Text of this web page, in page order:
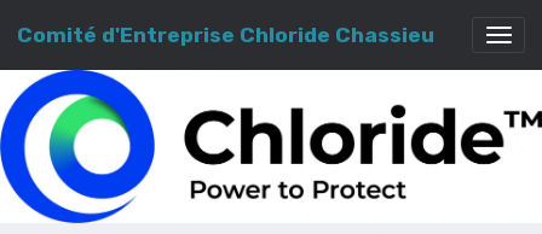
Comité d'Entreprise Chloride Chassieu